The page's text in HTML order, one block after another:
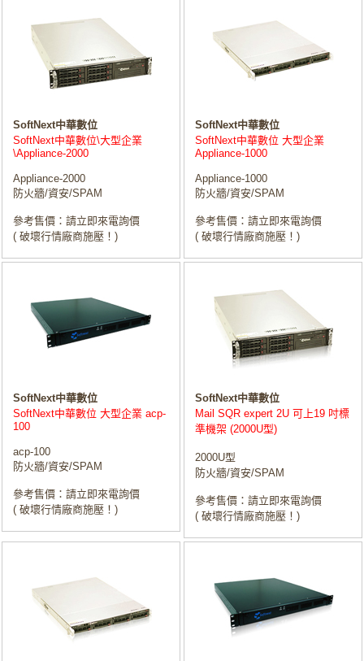
SoftNext中華數位
SoftNext中華數位\大型企業
\Appliance-2000
Appliance-2000
防火牆/資安/SPAM
參考售價：請立即來電詢價
( 破壞行情廠商施壓！)
SoftNext中華數位
SoftNext中華數位 大型企業
Appliance-1000
Appliance-1000
防火牆/資安/SPAM
參考售價：請立即來電詢價
( 破壞行情廠商施壓！)
SoftNext中華數位
SoftNext中華數位 大型企業 acp-
100
acp-100
防火牆/資安/SPAM
參考售價：請立即來電詢價
( 破壞行情廠商施壓！)
SoftNext中華數位
Mail SQR expert 2U 可上19 吋標
準機架 (2000U型)
2000U型
防火牆/資安/SPAM
參考售價：請立即來電詢價
( 破壞行情廠商施壓！)